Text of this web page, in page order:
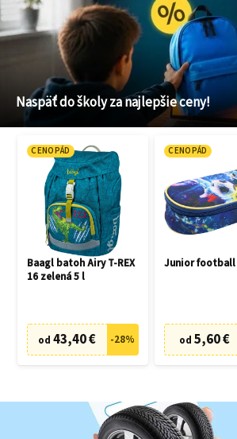
Naspäť do školy za najlepšie ceny!
CENOPÁD
Baagl batoh Airy T-REX
16 zelená 5 l
od 43,40 € -28%
CENOPÁD
Junior football
od 5,60 €